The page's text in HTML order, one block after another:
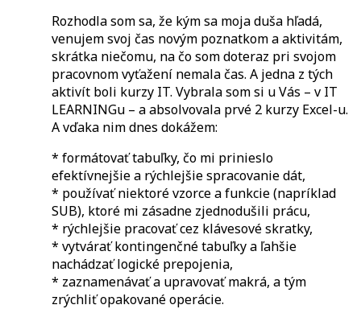
Rozhodla som sa, že kým sa moja duša hľadá,
venujem svoj čas novým poznatkom a aktivitám,
skrátka niečomu, na čo som doteraz pri svojom
pracovnom vyťažení nemala čas. A jedna z tých
aktivít boli kurzy IT. Vybrala som si u Vás – v IT
LEARNINGu – a absolvovala prvé 2 kurzy Excel-u.
A vďaka nim dnes dokážem:
* formátovať tabuľky, čo mi prinieslo
efektívnejšie a rýchlejšie spracovanie dát,
* používať niektoré vzorce a funkcie (napríklad
SUB), ktoré mi zásadne zjednodušili prácu,
* rýchlejšie pracovať cez klávesové skratky,
* vytvárať kontingenčné tabuľky a ľahšie
nachádzať logické prepojenia,
* zaznamenávať a upravovať makrá, a tým
zrýchliť opakované operácie.